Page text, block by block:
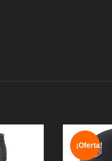
¡Oferta!